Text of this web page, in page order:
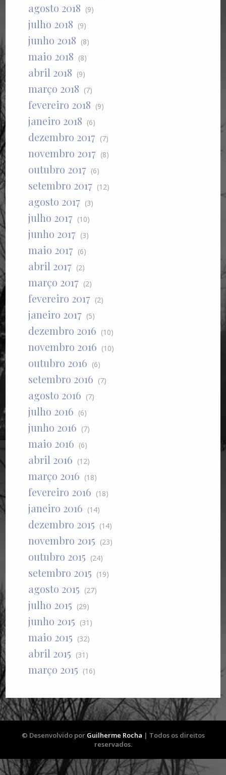
agosto 2018 (9)
julho 2018 (9)
junho 2018 (8)
maio 2018 (8)
abril 2018 (9)
março 2018 (7)
fevereiro 2018 (9)
janeiro 2018 (6)
dezembro 2017 (7)
novembro 2017 (8)
outubro 2017 (6)
setembro 2017 (12)
agosto 2017 (3)
julho 2017 (10)
junho 2017 (3)
maio 2017 (6)
abril 2017 (2)
março 2017 (2)
fevereiro 2017 (2)
janeiro 2017 (5)
dezembro 2016 (10)
novembro 2016 (10)
outubro 2016 (6)
setembro 2016 (7)
agosto 2016 (7)
julho 2016 (6)
junho 2016 (7)
maio 2016 (6)
abril 2016 (12)
março 2016 (18)
fevereiro 2016 (18)
janeiro 2016 (14)
dezembro 2015 (14)
novembro 2015 (23)
outubro 2015 (24)
setembro 2015 (19)
agosto 2015 (27)
julho 2015 (29)
junho 2015 (31)
maio 2015 (32)
abril 2015 (31)
março 2015 (16)
© Desenvolvido por Guilherme Rocha | Todos os direitos
reservados.